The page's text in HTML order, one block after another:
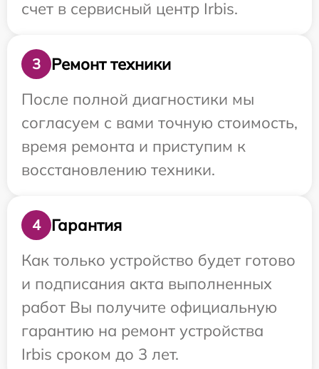
счет в сервисный центр Irbis.
3
Ремонт техники
После полной диагностики мы
согласуем с вами точную стоимость,
время ремонта и приступим к
восстановлению техники.
4
Гарантия
Как только устройство будет готово
и подписания акта выполненных
работ Вы получите официальную
гарантию на ремонт устройства
Irbis сроком до 3 лет.